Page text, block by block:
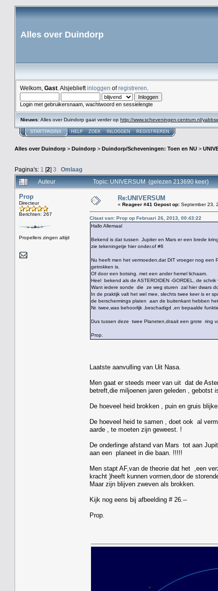
Alles over Duindorp
Welkom, Gast . Alsjeblieftinloggen ofregistreren
Login met gebruikersnaam, wachtwoord en sessielengte
Nieuws: Alles over Duindorp gaat verder op http://www.scheveningen-centrum.nl/
STARTPAGINA HELP ZOEK INLOGGEN REGISTREREN
Alles over Duindorp > Duindorp > Duindorp/Scheveningen: Toen en NU >
Pagina's: 1 [2] 3
Omlaag
Auteur
Topic: UNIVERSUM (gelezen 213690 keer)
Prop
Directeur
Berichten: 267
Propellers zingen altijd
Re:UNIVERSUM
« Reageer #41 Gepost op: September 23,
Citaat van: Prop op Februari 26, 2013, 00:43:22
Hallo Allemaal
Bekend is dat tussen Jupiter en Mars er een brede
zie tekeningetje hier onder.of #6
Nu heeft men het vermoeden,dat DIT vroeger nog een
getrokken is.
Of door een botsing. met een ander hemel lichaam.
Heel bekend als de ASTEROIDEN -GORDEL, de schrik
Want iedere sonde die ze weg sturen zal hier dwars
In de praktijk valt het wel mee, slechts twee keer is er
de berschermings platen aan de buitenkant hebben
Nr. twee,was behoorlijk ,beschadigd ,en bepaalde
Dus tussen deze twee Planeten,draait een grote ring
Prop.
Laatste aanvulling van Uit Nasa.
Men gaat er steeds meer van uit dat de
betreft,die miljoenen jaren geleden , gebotst
De hoeveel heid brokken , puin en gruis
De hoeveel heid te samen , doet ook al
aarde , te moeten zijn geweest. !
De onderlinge afstand van Mars tot aan
aan een planeet in die baan. !!!!!
Men stapt AF,van de theorie dat het ,een
kracht )heeft kunnen vormen,door de
Maar zijn blijven zweven als brokken.
Kijk nog eens bij afbeelding # 26.--
Prop.